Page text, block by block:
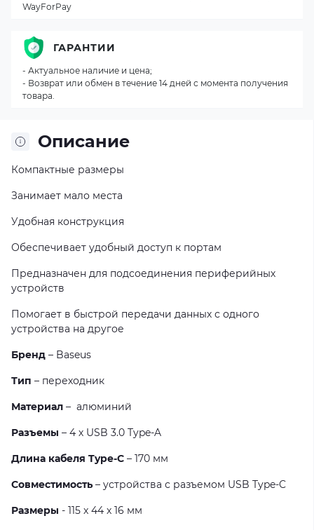
Описание
Компактные размеры
Занимает мало места
Удобная конструкция
Обеспечивает удобный доступ к портам
Предназначен для подсоединения периферийных
устройств
Помогает в быстрой передачи данных с одного
устройства на другое
Бренд – Baseus
Тип – переходник
Материал – алюминий
Разъемы – 4 х USB 3.0 Type-A
Длина кабеля Type-C – 170 мм
Совместимость – устройства с разъемом USB Type-C
Размеры - 115 x 44 x 16 мм
WayForPay
ГАРАНТИИ
- Актуальное наличие и цена;
- Возврат или обмен в течение 14 дней с момента получения
товара.